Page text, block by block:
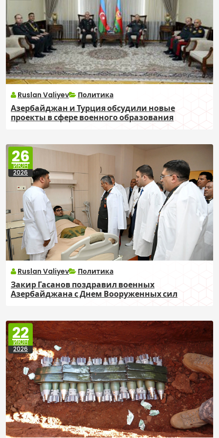
Ruslan Valiyev Политика
Азербайджан и Турция обсудили новые
проекты в сфере военного образования
26
ИЮН
2026
Ruslan Valiyev Политика
Закир Гасанов поздравил военных
Азербайджана с Днем Вооруженных сил
22
ИЮН
2026